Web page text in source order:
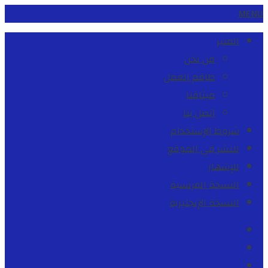
MENU
المنبر
من نحن
طاقم العمل
ميثاقنا
اتصل بنا
شروط الإستخدام
للنشر في الموقع
للإشهار
النسخة الفرنسية
النسخة الإنجليزية